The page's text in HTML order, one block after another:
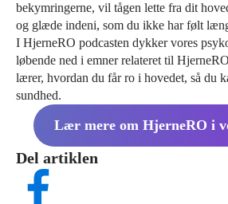
bekymringerne, vil tågen lette fra dit
og glæde indeni, som du ikke har følt
I HjerneRO podcasten dykker vores
løbende ned i emner relateret til
lærer, hvordan du får ro i hovedet, så du
sundhed.
Lær mere om HjerneRO i
Del artiklen